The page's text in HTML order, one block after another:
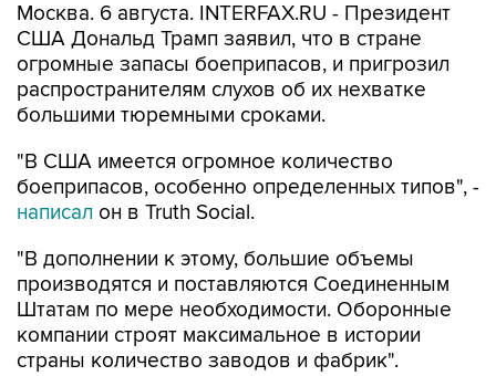
Москва. 6 августа. INTERFAX.RU - Президент
США Дональд Трамп заявил, что в стране
огромные запасы боеприпасов, и пригрозил
распространителям слухов об их нехватке
большими тюремными сроками.
"В США имеется огромное количество
боеприпасов, особенно определенных типов", -
написал он в Truth Social.
"В дополнении к этому, большие объемы
производятся и поставляются Соединенным
Штатам по мере необходимости. Оборонные
компании строят максимальное в истории
страны количество заводов и фабрик".